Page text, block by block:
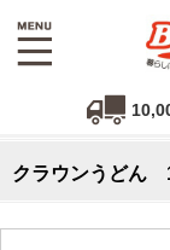
クラウンうどん